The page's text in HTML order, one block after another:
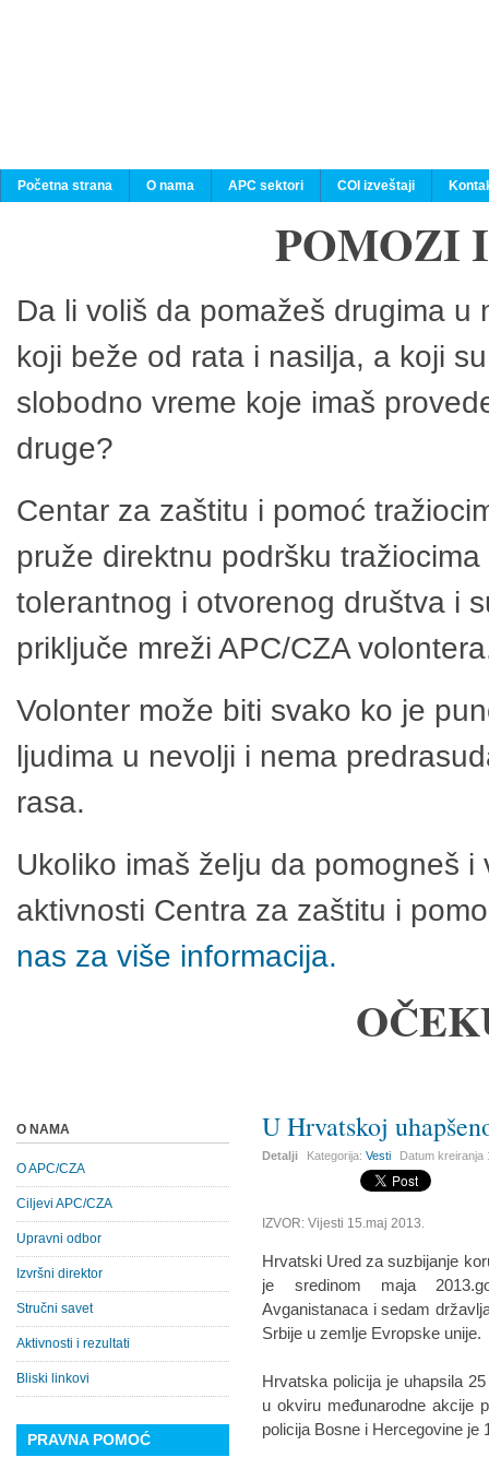
Početna strana O nama APC sektori COI izveštaji
POMOZI
Da li voliš da pomažeš drugima
koji beže od rata i nasilja, a koji
slobodno vreme koje imaš
druge?
Centar za zaštitu i pomoć
pruže direktnu podršku
tolerantnog i otvorenog društva i
priključe mreži APC/CZA
Volonter može biti svako ko je
ljudima u nevolji i nema
rasa.
Ukoliko imaš želju da pomogneš
aktivnosti Centra za zaštitu i
nas za više informacija.
U Hrvatskoj
Detalji Kategorija:Vesti Datum kreiranja
IZVOR: Vijesti 15.maj 2013.
Hrvatski Ured za suzbijanje
je sredinom maja
Avganistanaca i sedam
Srbije u zemlje Evropske unije.
Hrvatska policija je uhapsila
u okviru međunarodne akcije
policija Bosne i Hercegovine je
O NAMA
O APC/CZA
Ciljevi APC/CZA
Upravni odbor
Izvršni direktor
Stručni savet
Aktivnosti i rezultati
Bliski linkovi
PRAVNA POMOĆ